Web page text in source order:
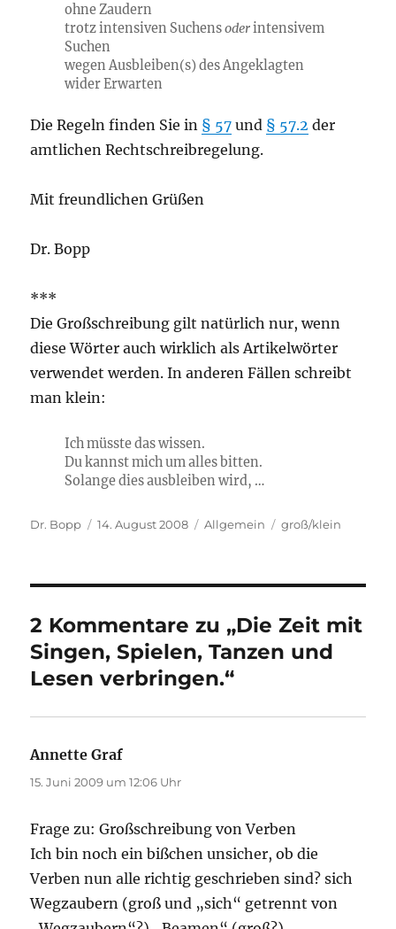
ohne Zaudern
trotz intensiven Suchensoderintensivem
Suchen
wegen Ausbleiben(s) des Angeklagten
wider Erwarten
Die Regeln finden Sie in § 57 und § 57.2 der
amtlichen Rechtschreibregelung.
Mit freundlichen Grüßen
Dr. Bopp
***
Die Großschreibung gilt natürlich nur, wenn
diese Wörter auch wirklich als Artikelwörter
verwendet werden. In anderen Fällen schreibt
man klein:
Ich müsstedaswissen.
Du kannst mich umallesbitten.
Solangediesausbleiben wird, …
Autor
Dr. Bopp
Veröffentlicht
14. August 2008 Kategorien
Allgemein Schlagwörter
groß/klein
2 Kommentare zu „Die Zeit mit
Singen, Spielen, Tanzen und
Lesen verbringen.“
Annette Graf
15. Juni 2009 um 12:06 Uhr
Frage zu: Großschreibung von Verben
Ich bin noch ein bißchen unsicher, ob die
Verben nun alle richtig geschrieben sind? sich
Wegzaubern (groß und „sich“ getrennt von